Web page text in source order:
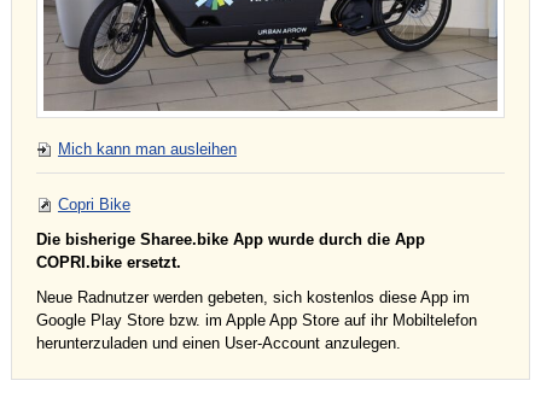
Mich kann man ausleihen
Copri Bike
Die bisherige Sharee.bike App wurde durch die App
COPRI.bike ersetzt.
Neue Radnutzer werden gebeten, sich kostenlos diese App im
Google Play Store bzw. im Apple App Store auf ihr Mobiltelefon
herunterzuladen und einen User-Account anzulegen.